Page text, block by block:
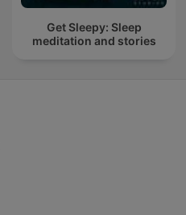
Get Sleepy: Sleep
meditation and stories